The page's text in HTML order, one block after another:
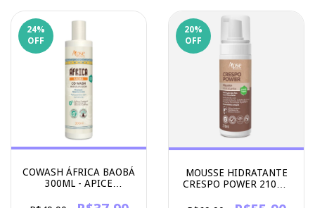
24%
OFF
COWASH ÁFRICA BAOBÁ
300ML - APICE
20%
OFF
MOUSSE HIDRATANTE
CRESPO POWER 210ML